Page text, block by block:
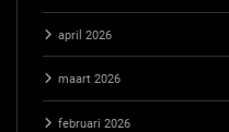
april 2026
maart 2026
februari 2026